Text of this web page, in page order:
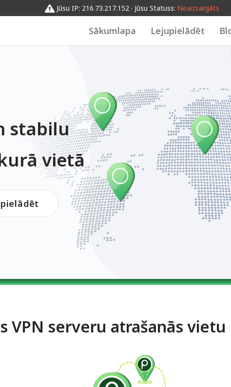
Jūsu IP: 216.73.217.152 · Jūsu Statuss: Neaizsargāts
Sākumlapa Lejupielādēt
stabilu
vietā
VPN serveru atrašanās vietu